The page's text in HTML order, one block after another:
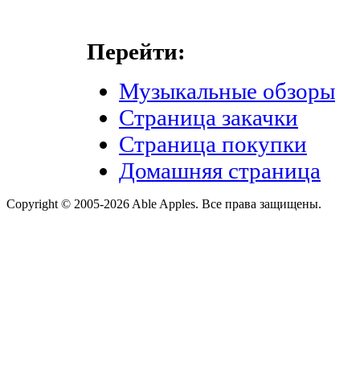
Перейти:
Музыкальные обзоры
Страница закачки
Страница покупки
Домашняя страница
Copyright © 2005-2026 Able Apples. Все права защищены.